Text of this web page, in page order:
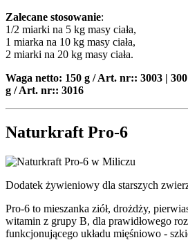
Zalecane stosowanie:
1/2 miarki na 5 kg masy ciała,
1 miarka na 10 kg masy ciała,
2 miarki na 20 kg masy ciała.
Waga netto: 150 g / Art. nr:: 3003 |
g / Art. nr:: 3016
Naturkraft Pro-6
Dodatek żywieniowy dla starszych
Pro-6 to mieszanka ziół, drożdży,
witamin z grupy B, dla prawidłowego
funkcjonującego układu mięśniowo -